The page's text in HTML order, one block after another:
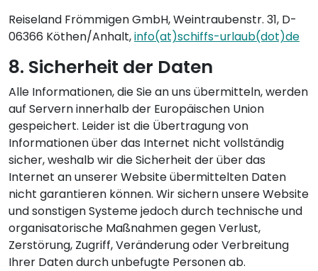
Reiseland Frömmigen GmbH, Weintraubenstr. 31, D-
06366 Köthen/Anhalt,info(at)schiffs-urlaub(dot)de
8. Sicherheit der Daten
Alle Informationen, die Sie an uns übermitteln, werden
auf Servern innerhalb der Europäischen Union
gespeichert. Leider ist die Übertragung von
Informationen über das Internet nicht vollständig
sicher, weshalb wir die Sicherheit der über das
Internet an unserer Website übermittelten Daten
nicht garantieren können. Wir sichern unsere Website
und sonstigen Systeme jedoch durch technische und
organisatorische Maßnahmen gegen Verlust,
Zerstörung, Zugriff, Veränderung oder Verbreitung
Ihrer Daten durch unbefugte Personen ab.